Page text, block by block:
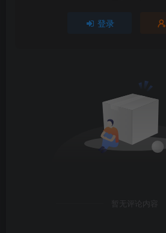
登录
暂无评论内容